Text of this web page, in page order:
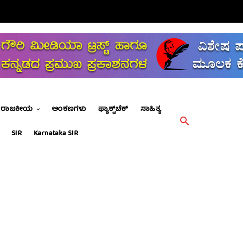
ರಾಜಕೀಯ ಅಂಕಣಗಳು ಫ್ಯಾಕ್ಟ್‌ಚೆಕ್
ಸಾಹಿತ್ಯ
SIR Karnataka SIR